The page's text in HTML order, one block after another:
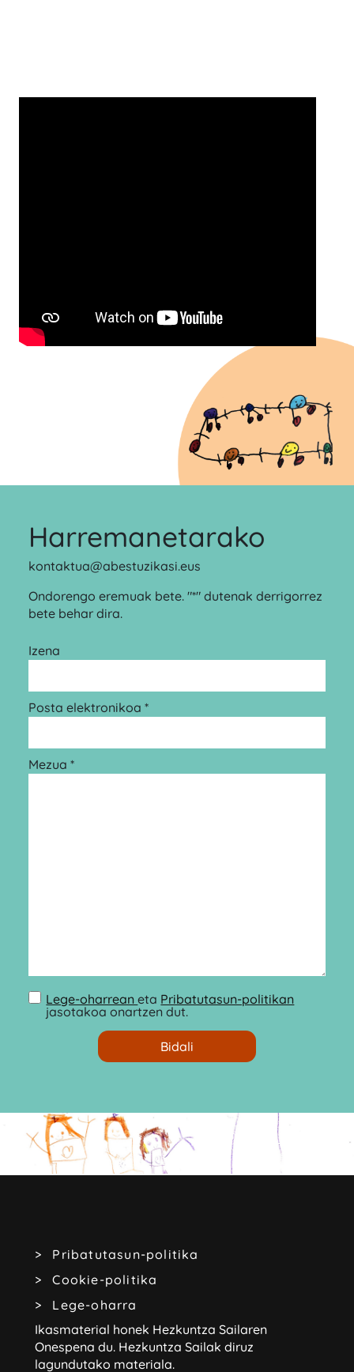
Harremanetarako
kontaktua@abestuzikasi.eus
Ondorengo eremuak bete. "*" dutenak derrigorrez
bete behar dira.
Izena
Posta elektronikoa *
Mezua *
Lege-oharreaneta Pribatutasun-politikan
jasotakoa onartzen dut.
Pribatutasun-politika
Cookie-politika
Lege-oharra
Ikasmaterial honek Hezkuntza Sailaren
Onespena du. Hezkuntza Sailak diruz
lagundutako materiala.